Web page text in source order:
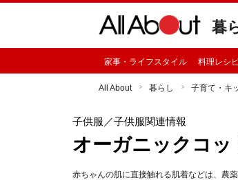
暮
家事・ライフスタイル 料理レシ
All About 暮らし 子育て・キ
子供服 ／子供服関連情報
オーガニックコ
赤ちゃんの肌に直接触れる肌着などは、農